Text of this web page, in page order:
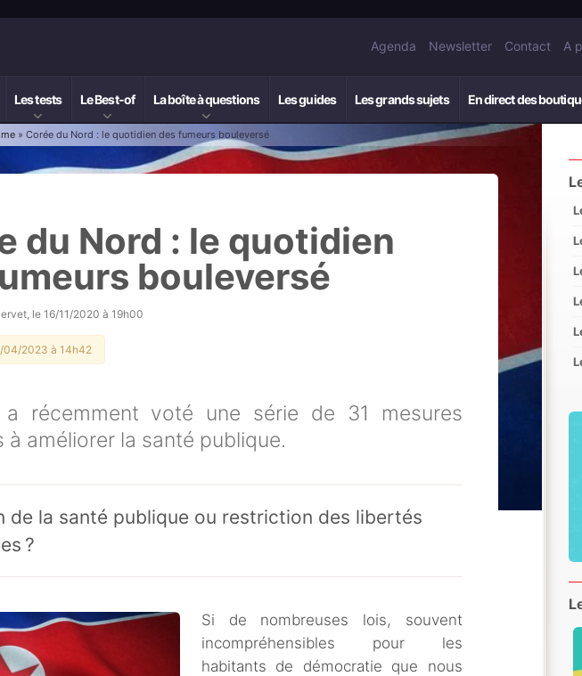
Agenda Newsletter Contact A
Les tests Le Best-of La boîte à questions Les guides Les grands sujets En direct des
» Corée du Nord : le quotidien des fumeurs bouleversé
du Nord : le quotidien
bouleversé
, le 16/11/2020 à 19h00
04/2023 à 14h42
récemment voté une série de 31 mesures
à améliorer la santé publique.
de la santé publique ou restriction des libertés
?
Si de nombreuses lois, souvent
incompréhensibles pour les
habitants de démocratie que nous